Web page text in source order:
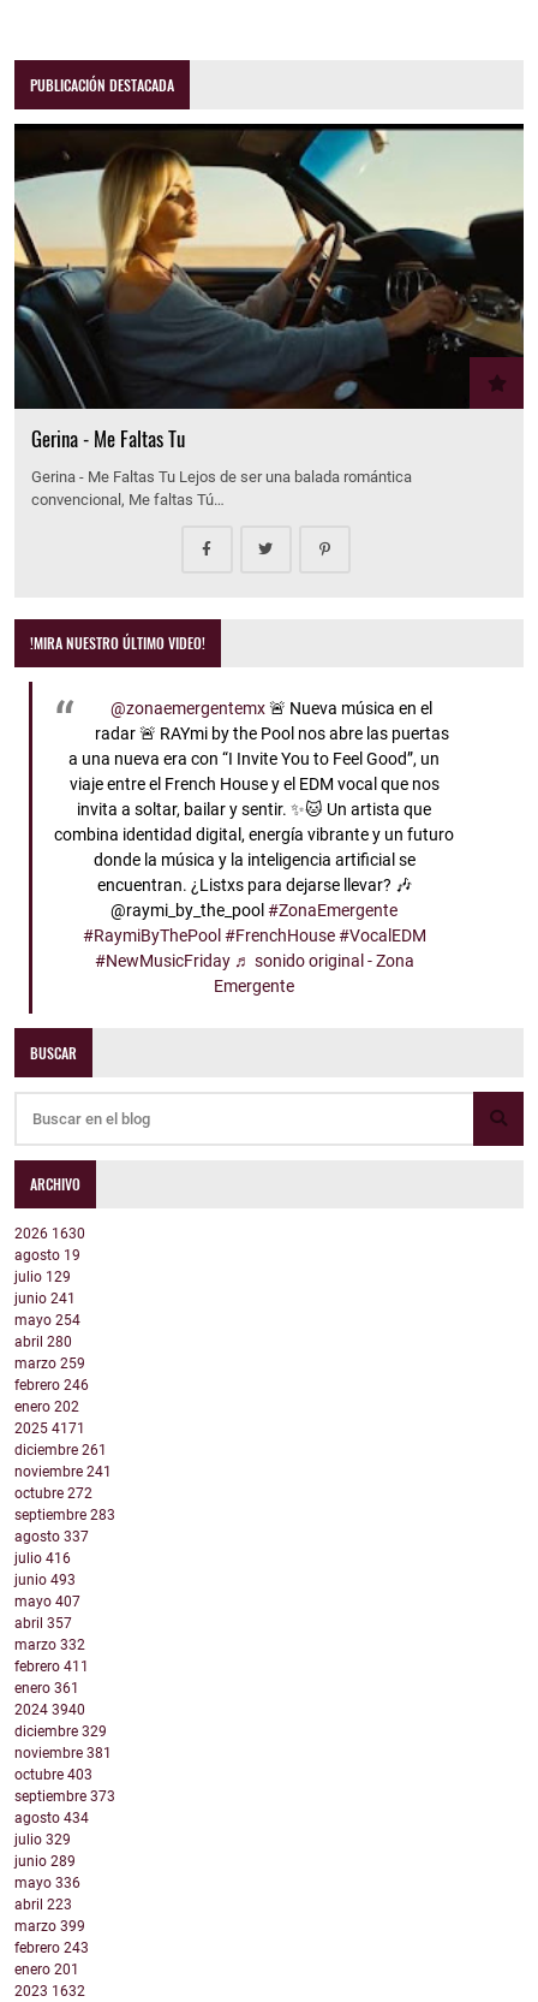
PUBLICACIÓN DESTACADA
Gerina - Me Faltas Tu
Gerina - Me Faltas Tu Lejos de ser una balada romántica
convencional, Me faltas Tú…
!MIRA NUESTRO ÚLTIMO VIDEO!
@zonaemergentemx🚨 Nueva música en el
radar 🚨 RAYmi by the Pool nos abre las puertas
a una nueva era con “I Invite You to Feel Good”, un
viaje entre el French House y el EDM vocal que nos
invita a soltar, bailar y sentir. ✨🐱 Un artista que
combina identidad digital, energía vibrante y un futuro
donde la música y la inteligencia artificial se
encuentran. ¿Listxs para dejarse llevar? 🎶
@raymi_by_the_pool#ZonaEmergente
#RaymiByThePool #FrenchHouse #VocalEDM
#NewMusicFriday ♬ sonido original - Zona
Emergente
BUSCAR
ARCHIVO
2026 1630
agosto 19
julio 129
junio 241
mayo 254
abril 280
marzo 259
febrero 246
enero 202
2025 4171
diciembre 261
noviembre 241
octubre 272
septiembre 283
agosto 337
julio 416
junio 493
mayo 407
abril 357
marzo 332
febrero 411
enero 361
2024 3940
diciembre 329
noviembre 381
octubre 403
septiembre 373
agosto 434
julio 329
junio 289
mayo 336
abril 223
marzo 399
febrero 243
enero 201
2023 1632